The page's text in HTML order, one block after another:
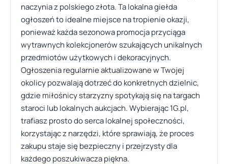
naczynia z polskiego złota. Ta lokalna giełda
ogłoszeń to idealne miejsce na tropienie okazji,
ponieważ każda sezonowa promocja przyciąga
wytrawnych kolekcjonerów szukających unikalnych
przedmiotów użytkowych i dekoracyjnych.
Ogłoszenia regularnie aktualizowane w Twojej
okolicy pozwalają dotrzeć do konkretnych dzielnic,
gdzie miłośnicy starzyzny spotykają się na targach
staroci lub lokalnych aukcjach. Wybierając 1G.pl,
trafiasz prosto do serca lokalnej społeczności,
korzystając z narzędzi, które sprawiają, że proces
zakupu staje się bezpieczny i przejrzysty dla
każdego poszukiwacza piękna.